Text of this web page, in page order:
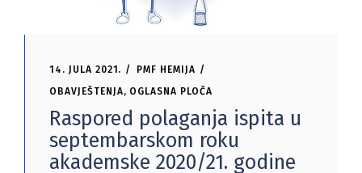
14. JULA 2021.
PMF HEMIJA
OBAVJEŠTENJA, OGLASNA PLOČA
Raspored polaganja ispita u
septembarskom roku
akademske 2020/21. godine